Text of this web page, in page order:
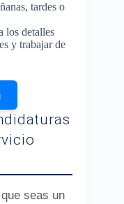
tardes o
los detalles
y trabajar de
seas un